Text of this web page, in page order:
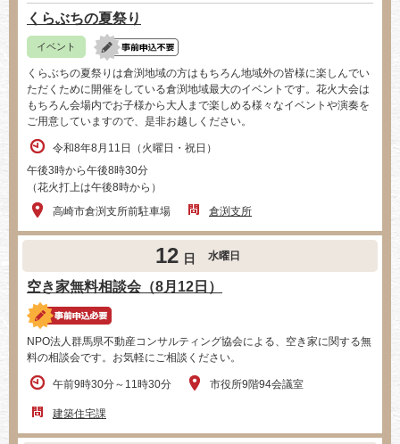
くらぶちの夏祭り
イベント
くらぶちの夏祭りは倉渕地域の方はもちろん地域外の皆様に楽しんでい
ただくために開催をしている倉渕地域最大のイベントです。花火大会は
もちろん会場内でお子様から大人まで楽しめる様々なイベントや演奏を
ご用意していますので、是非お越しください。​
令和8年8月11日（火曜日・祝日）
午後3時から午後8時30分
（花火打上は午後8時から）
高崎市倉渕支所前駐車場
倉渕支所
12 日 水曜日
空き家無料相談会（8月12日）
NPO法人群馬県不動産コンサルティング協会による、空き家に関する無
料の相談会です。お気軽にご相談ください。
午前9時30分～11時30分 市役所9階94会議室
建築住宅課